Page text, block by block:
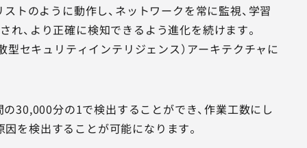
のように動作し、ネットワークを常に監視、学習
、より正確に検知できるよう進化を続けます。
キュリティインテリジェンス）アーキテクチャに
30,000分の1で検出することができ、作業工数にし
を検出することが可能になります。